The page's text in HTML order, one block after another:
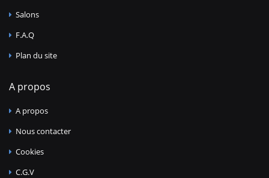
Salons
F.A.Q
Plan du site
A propos
A propos
Nous contacter
Cookies
C.G.V